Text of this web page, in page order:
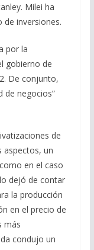
Milei ha
inversiones.
por la
gobierno de
De conjunto,
de negocios”
de
aspectos, un
en el caso
dejó de contar
la producción
en el precio de
más
condujo un